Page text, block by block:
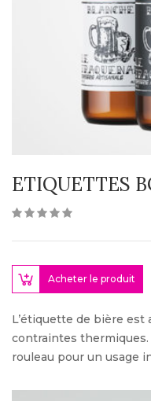
ETIQUETTES
Acheter le produit
L’étiquette de bière
contraintes
rouleau pour un usage